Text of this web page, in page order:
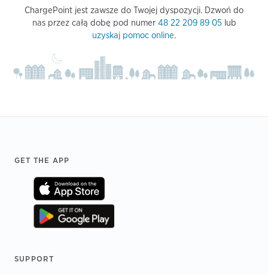
ChargePoint jest zawsze do Twojej dyspozycji. Dzwoń do
nas przez całą dobę pod numer 48 22 209 89 05lub
uzyskaj pomoc online.
Footer
GET THE APP
SUPPORT